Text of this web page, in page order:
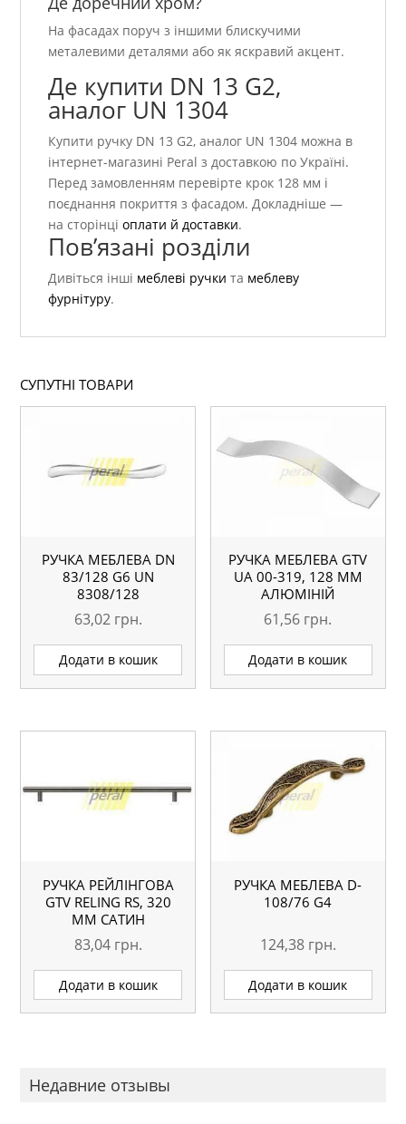
На фасадах поруч з іншими блискучими
металевими деталями або як яскравий акцент.
Де купити DN 13 G2,
аналог UN 1304
Купити ручку DN 13 G2, аналог UN 1304 можна в
інтернет-магазині Peral з доставкою по Україні.
Перед замовленням перевірте крок 128 мм і
поєднання покриття з фасадом. Докладніше —
на сторінціоплати й доставки.
Пов’язані розділи
Дивіться інші меблеві ручки та меблеву
фурнітуру.
СУПУТНІ ТОВАРИ
РУЧКА МЕБЛЕВА DN
83/128 G6 UN
8308/128
63,02 грн.
Додати в кошик
РУЧКА МЕБЛЕВА GTV
UA 00-319, 128 ММ
АЛЮМІНІЙ
61,56 грн.
Додати в кошик
РУЧКА РЕЙЛІНГОВА
GTV RELING RS, 320
ММ САТИН
83,04 грн.
Додати в кошик
РУЧКА МЕБЛЕВА D-
108/76 G4
124,38 грн.
Додати в кошик
Недавние отзывы